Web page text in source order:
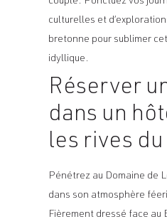
culturelles et
bretonne pour sublimer
idyllique.
Réserver
dans un
les rives
Pénétrez au Domaine de
dans son atmosphère
Fièrement dressé face au